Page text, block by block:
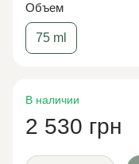
Объем
75 ml
В наличии
2 530 грн